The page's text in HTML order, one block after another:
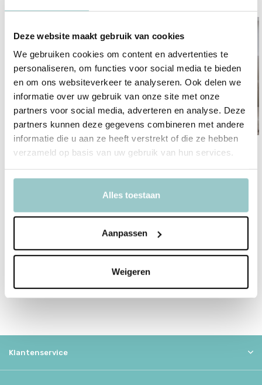
Deze website maakt gebruik van cookies
We gebruiken cookies om content en advertenties te
personaliseren, om functies voor social media te bieden
en om ons websiteverkeer te analyseren. Ook delen we
informatie over uw gebruik van onze site met onze
partners voor social media, adverteren en analyse. Deze
partners kunnen deze gegevens combineren met andere
informatie die u aan ze heeft verstrekt of die ze hebben
verzameld op basis van uw gebruik van hun services.
Alles toestaan
Aanpassen
Weigeren
Accessoires
Nachtkleding
Sinterklaasfeest. Onze sets bestaan uit een muts, cape, kraag en
pepernotenzakje – allemaal mooi op elkaar afgestemd.
Verkrijgbaar in diverse kleuren en maten en optioneel te
feestelijk, maar ook uniek. Perfect voor intochten, schoolvieringen
of pakjesavond thuis.
Klantenservice